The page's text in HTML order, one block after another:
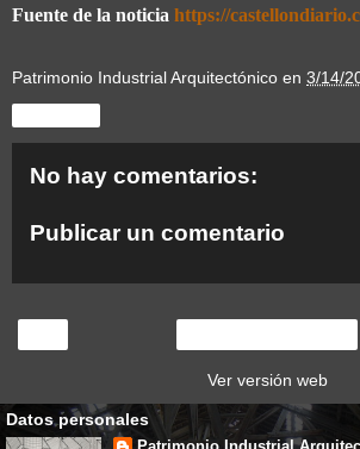
Fuente de la noticia https://
Patrimonio Industrial Arquitectónico en 3/14/
No hay comentarios:
Publicar un comentario
Ver versión web
Datos personales